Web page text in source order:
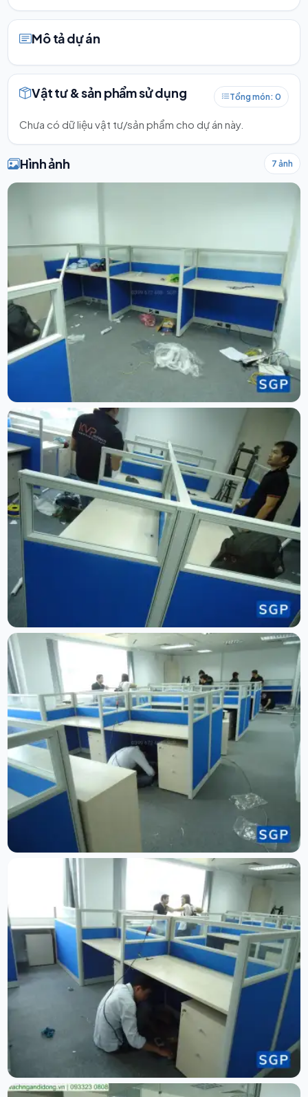
Mô tả dự án
Vật tư & sản phẩm sử dụng Tổng món: 0
Chưa có dữ liệu vật tư/sản phẩm cho dự án này.
Hình ảnh 7 ảnh